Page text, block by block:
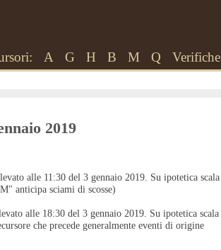
A G H B M Q Verifiche
2019
alle 11:30 del 3 gennaio 2019. Su ipotetica scala
anticipa sciami di scosse)
alle 18:30 del 3 gennaio 2019. Su ipotetica scala
che precede generalmente eventi di origine